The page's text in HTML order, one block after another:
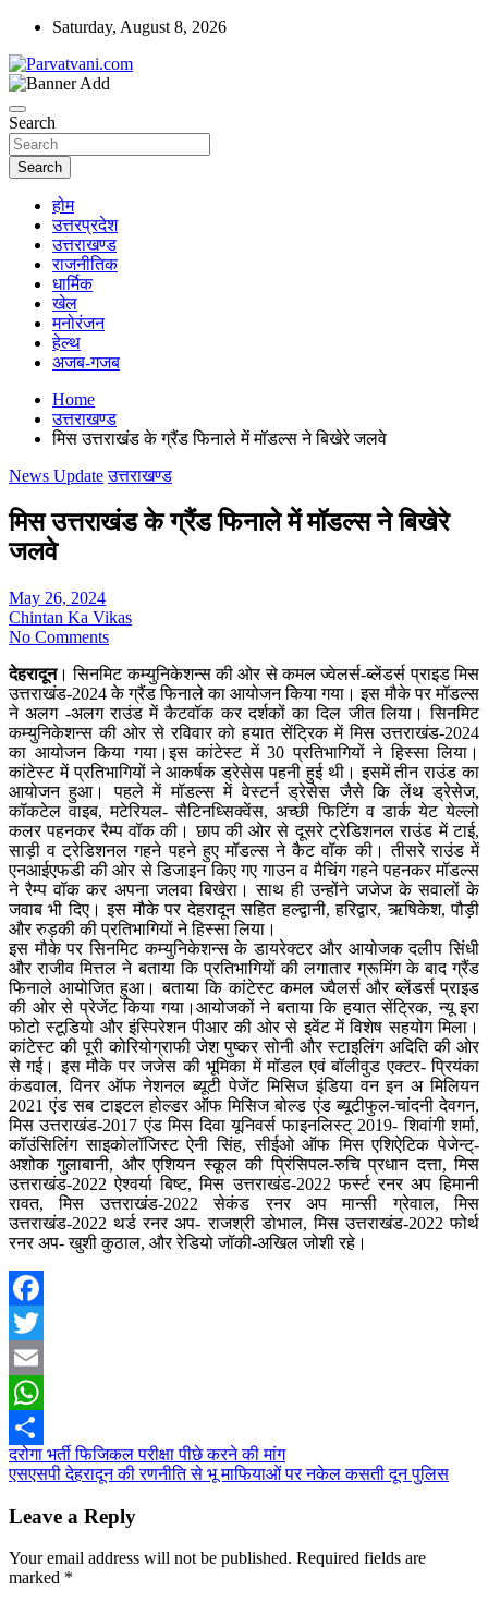
Skip
content
Saturday, August 8, 2026
Parvatvani.com
Search
Search
होम
उत्तरप्रदेश
उत्तराखण्ड
राजनीतिक
धार्मिक
खेल
मनोरंजन
हेल्थ
अजब-गजब
Home
उत्तराखण्ड
मिस उत्तराखंड के ग्रैंड फिनाले में मॉडल्स ने बिखेरे जलवे
News Update उत्तराखण्ड
मिस उत्तराखंड के ग्रैंड फिनाले में मॉडल्स ने बिखेरे
जलवे
May 26, 2024
Chintan Ka Vikas
No Comments
देहरादून। सिनमिट कम्युनिकेशन्स की ओर से कमल ज्वेलर्स-ब्लेंडर्स प्राइड मिस
उत्तराखंड-2024 के ग्रैंड फिनाले का आयोजन किया गया। इस मौके पर मॉडल्स
ने अलग -अलग राउंड में कैटवॉक कर दर्शकों का दिल जीत लिया। सिनमिट
कम्युनिकेशन्स की ओर से रविवार को हयात सेंट्रिक में मिस उत्तराखंड-2024
का आयोजन किया गया।इस कांटेस्ट में 30 प्रतिभागियों ने हिस्सा लिया।
कांटेस्ट में प्रतिभागियों ने आकर्षक ड्रेसेस पहनी हुई थी। इसमें तीन राउंड का
आयोजन हुआ। पहले में मॉडल्स में वेस्टर्न ड्रेसेस जैसे कि लेंथ ड्रेसेज,
कॉकटेल वाइब, मटेरियल- सैटिनध्सिक्वेंस, अच्छी फिटिंग व डार्क येट येल्लो
कलर पहनकर रैम्प वॉक की। छाप की ओर से दूसरे ट्रेडिशनल राउंड में टाई,
साड़ी व ट्रेडिशनल गहने पहने हुए मॉडल्स ने कैट वॉक की। तीसरे राउंड में
एनआईएफडी की ओर से डिजाइन किए गए गाउन व मैचिंग गहने पहनकर मॉडल्स
ने रैम्प वॉक कर अपना जलवा बिखेरा। साथ ही उन्होंने जजेज के सवालों के
जवाब भी दिए। इस मौके पर देहरादून सहित हल्द्वानी, हरिद्वार, ऋषिकेश, पौड़ी
और रुड़की की प्रतिभागियों ने हिस्सा लिया।
इस मौके पर सिनमिट कम्युनिकेशन्स के डायरेक्टर और आयोजक दलीप सिंधी
और राजीव मित्तल ने बताया कि प्रतिभागियों की लगातार ग्रूमिंग के बाद ग्रैंड
फिनाले आयोजित हुआ। बताया कि कांटेस्ट कमल ज्वैलर्स और ब्लेंडर्स प्राइड
की ओर से प्रेजेंट किया गया।आयोजकों ने बताया कि हयात सेंट्रिक, न्यू इरा
फोटो स्टूडियो और इंस्पिरेशन पीआर की ओर से इवेंट में विशेष सहयोग मिला।
कांटेस्ट की पूरी कोरियोग्राफी जेश पुष्कर सोनी और स्टाइलिंग अदिति की ओर
से गई। इस मौके पर जजेस की भूमिका में मॉडल एवं बॉलीवुड एक्टर- प्रियंका
कंडवाल, विनर ऑफ नेशनल ब्यूटी पेजेंट मिसिज इंडिया वन इन अ मिलियन
2021 एंड सब टाइटल होल्डर ऑफ मिसिज बोल्ड एंड ब्यूटीफुल-चांदनी देवगन,
मिस उत्तराखंड-2017 एंड मिस दिवा यूनिवर्स फाइनलिस्ट् 2019- शिवांगी शर्मा,
कॉउंसिलिंग साइकोलॉजिस्ट ऐनी सिंह, सीईओ ऑफ मिस एशिऐटिक पेजेन्ट्-
अशोक गुलाबानी, और एशियन स्कूल की प्रिंसिपल-रुचि प्रधान दत्ता, मिस
उत्तराखंड-2022 ऐश्वर्या बिष्ट, मिस उत्तराखंड-2022 फर्स्ट रनर अप हिमानी
रावत, मिस उत्तराखंड-2022 सेकंड रनर अप मान्सी ग्रेवाल, मिस
उत्तराखंड-2022 थर्ड रनर अप- राजश्री डोभाल, मिस उत्तराखंड-2022 फोर्थ
रनर अप- खुशी कुठाल, और रेडियो जॉकी-अखिल जोशी रहे।
Facebook
Twitter
Email
WhatsApp
Share
Post
navigation
दरोगा भर्ती फिजिकल परीक्षा पीछे करने की मांग
एसएसपी देहरादून की रणनीति से भू माफियाओं पर नकेल कसती दून पुलिस
Leave a Reply
Your email address will not be published. Required fields are
marked *